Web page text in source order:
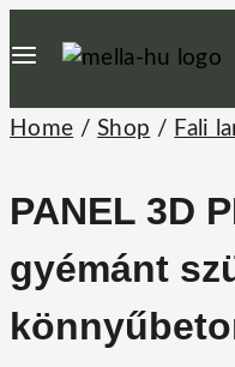
to
Home / Shop / Fali
PANEL 3D
gyémánt